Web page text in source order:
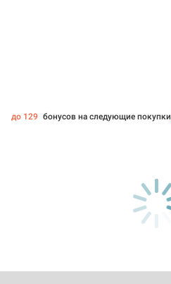
до 129 бонусов на следующие покупки